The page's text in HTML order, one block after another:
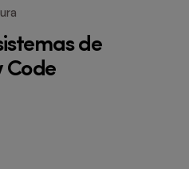
de
Code